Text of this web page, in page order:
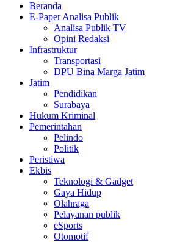
Beranda
E-Paper Analisa Publik
Analisa Publik TV
Opini Redaksi
Infrastruktur
Transportasi
DPU Bina Marga Jatim
Jatim
Pendidikan
Surabaya
Hukum Kriminal
Pemerintahan
Pelindo
Politik
Peristiwa
Ekbis
Teknologi & Gadget
Gaya Hidup
Olahraga
Pelayanan publik
eSports
Otomotif